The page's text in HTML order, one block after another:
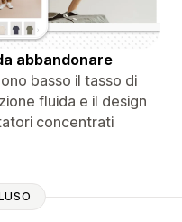
abbandonare
basso il tasso di
fluida e il design
concentrati